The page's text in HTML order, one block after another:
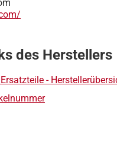
des Herstellers
-